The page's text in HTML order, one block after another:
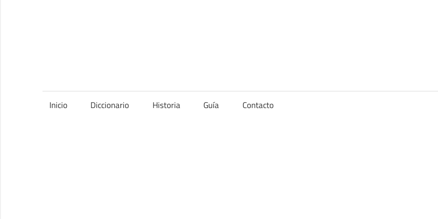
Inicio Diccionario Historia Guía Contacto